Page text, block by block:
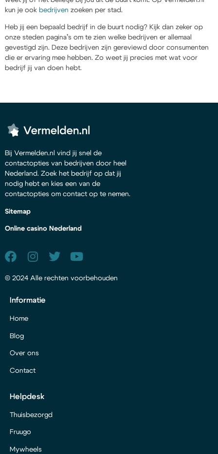
kun je ook bedrijven zoeken per stad.
Heb jij een bepaald bedrijf in de buurt nodig? Kijk dan zeker op
onze steden pagina’s om te zien welke bedrijven er allemaal
gevestigd zijn. Deze bedrijven zijn gereviewd door consumenten
die er ervaring mee hebben. Zo weet jij precies met wat voor
bedrijf jij van doen hebt.
Bij Vermelden.nl vind jij snel de
contactopties van bedrijven door heel
Nederland. Zoek het bedrijf op dat jij
nodig hebt en kies een van de
contactopties om contact op te nemen.
Sitemap
Online casino Nederland
© 2024 Alle rechten voorbehouden
Informatie
Home
Blog
Over ons
Contact
Helpdesk
Thuisbezorgd
Fruugo
Mywheels